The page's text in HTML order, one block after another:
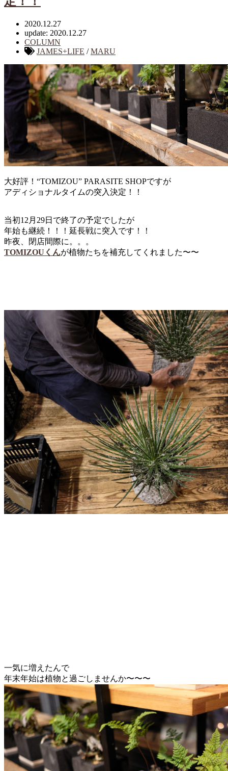
2020.12.27
update: 2020.12.27
COLUMN
JAMES+LIFE /MARU
大好評！“TOMIZOU” PARASITE SHOPですが
アディショナルタイムの突入決定！！
当初12月29日で終了の予定でしたが
年始も継続！！！延長戦に突入です！！
昨夜、閉店間際に。。。
TOMIZOUくんが植物たちを補充してくれました〜〜
一気に増えたんで
年末年始は植物と過ごしませんか〜〜〜